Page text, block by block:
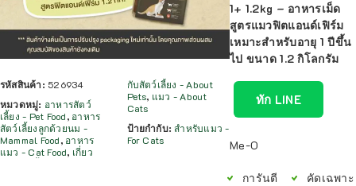
รหัสสินค้า: 526934
หมวดหมู่: อาหารสัตว์
เลี้ยง - Pet Food, อาหาร
สัตว์เลี้ยงลูกด้วยนม -
Mammal Food, อาหาร
แมว - Cat Food, เกี่ยว
กับสัตว์เลี้ยง - About
Pets, แมว - About
Cats
ป้ายกำกับ:สำหรับแมว -
For Cats
1+ 1.2kg – อาหารเม็ด
สูตรแมวฟิตแอนด์เฟิร์ม
เหมาะสำหรับอายุ 1 ปีขึ้น
ไป ขนาด 1.2 กิโลกรัม
ทัก LINE
Me-O
การันตี
คัดเฉพาะ